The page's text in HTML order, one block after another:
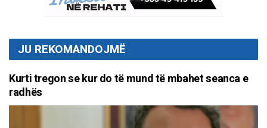
JU REKOMANDOJMË
Kurti tregon se kur do të mund të mbahet seanca e
radhës